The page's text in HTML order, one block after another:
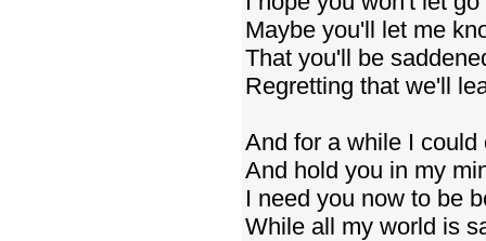
Maybe you'll let me
That you'll be
Regretting that we'll
And for a while I could
And hold you in my
I need you now to be
While all my world is